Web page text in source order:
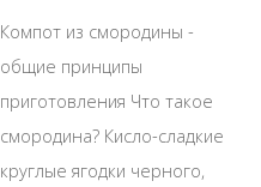
Компот из смородины -
общие принципы
приготовления Что такое
смородина? Кисло-сладкие
круглые ягодки черного,